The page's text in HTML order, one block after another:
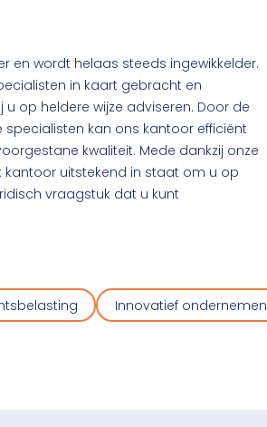
en wordt helaas steeds ingewikkelder.
in kaart gebracht en
op heldere wijze adviseren. Door de
kan ons kantoor efficiënt
kwaliteit. Mede dankzij onze
kantoor uitstekend in staat om u op
vraagstuk dat u kunt
Innovatief ondernemen